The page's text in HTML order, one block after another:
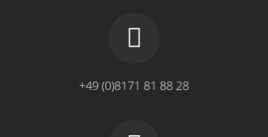
+49 (0)8171 81 88 28